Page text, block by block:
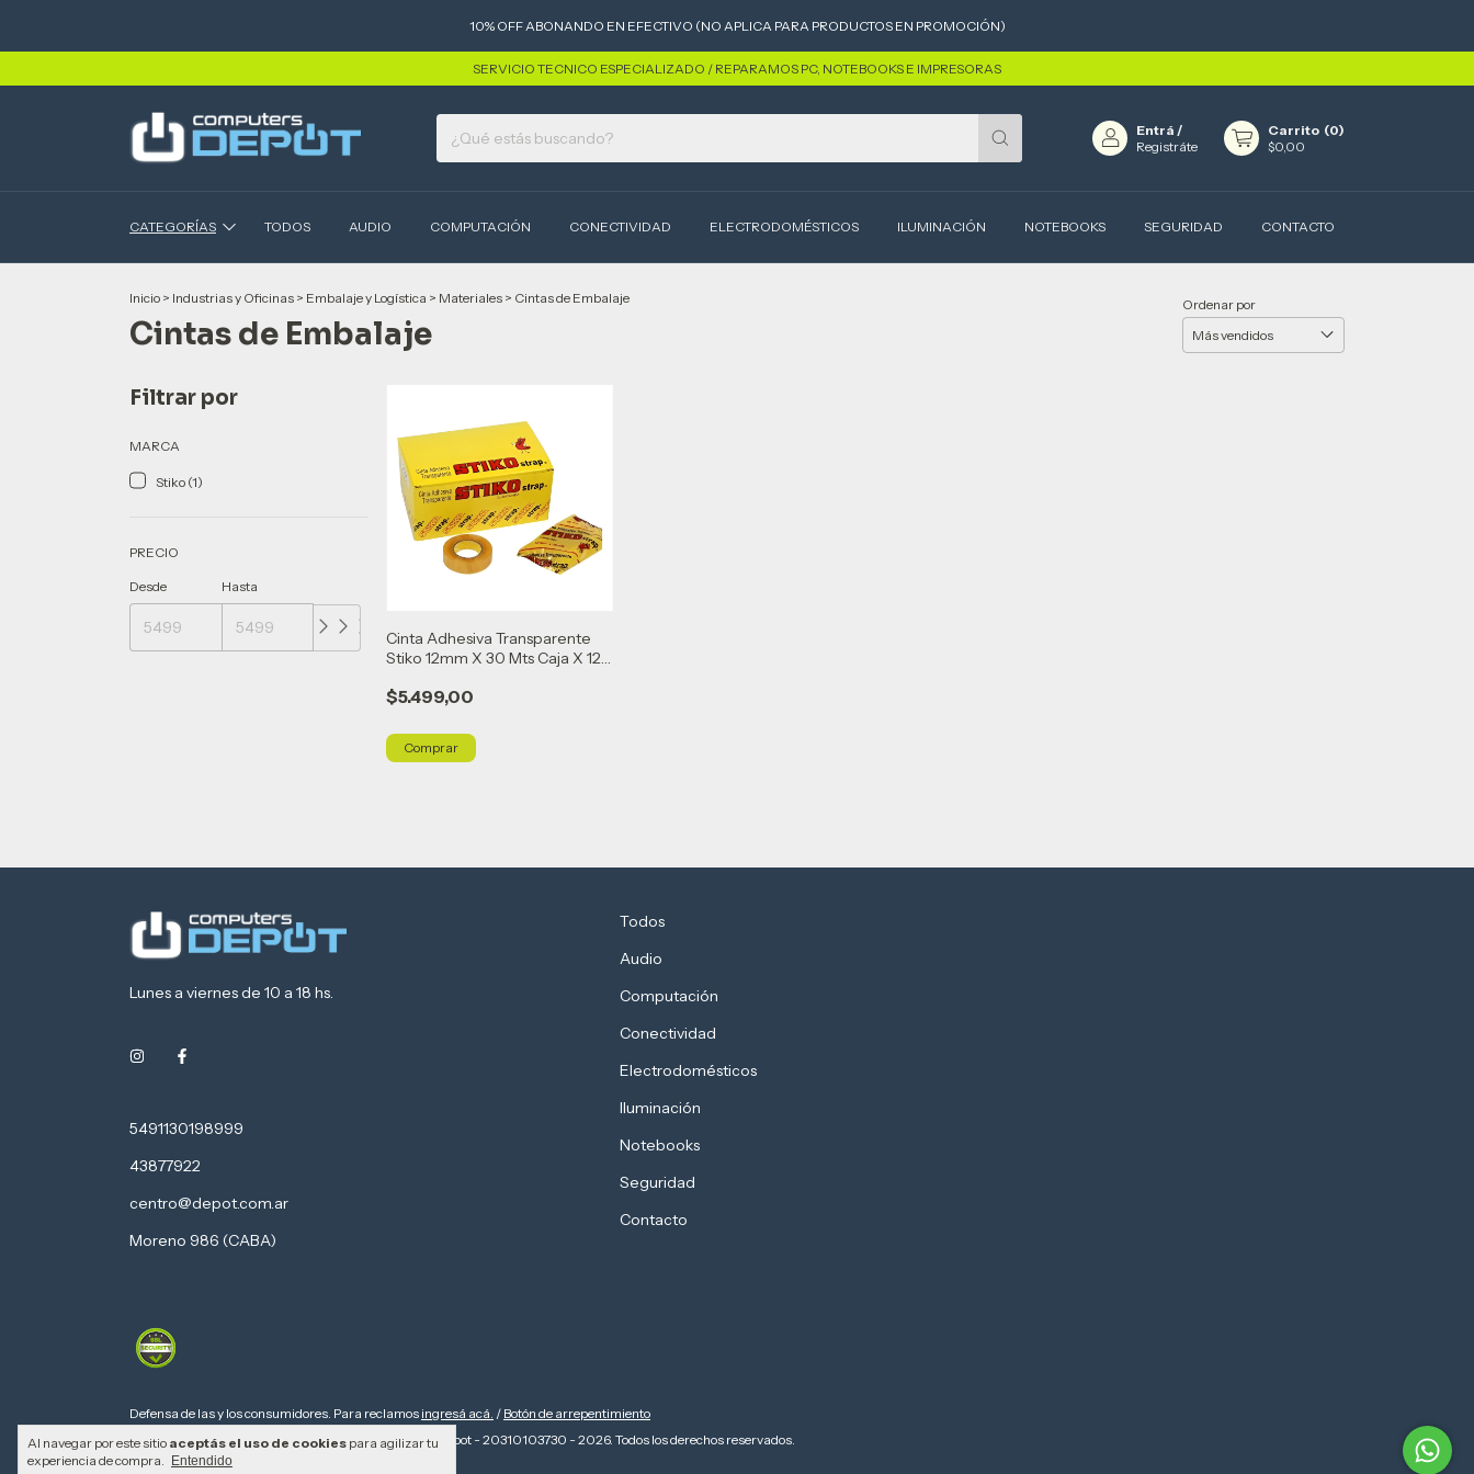
10% OFF ABONANDO EN EFECTIVO (NO APLICA PARA PRODUCTOS EN PROMOCIÓN)
SERVICIO TECNICO ESPECIALIZADO / REPARAMOS PC, NOTEBOOKS E IMPRESORAS
Entrá /
Registráte
Carrito (0)
$0,00
CATEGORÍAS TODOS AUDIO COMPUTACIÓN CONECTIVIDAD ELECTRODOMÉSTICOS ILUMINACIÓN NOTEBOOKS SEGURIDAD CONTACTO
Al navegar por este sitio aceptás el uso de cookies para agilizar tu
experiencia de compra.
Entendido
Inicio > Industrias y Oficinas > Embalaje y Logística > Materiales > Cintas de Embalaje
Cintas de Embalaje
Ordenar por
Filtrar por
MARCA
Stiko (1)
PRECIO
Desde Hasta
Cinta Adhesiva Transparente
Stiko 12mm X 30 Mts Caja X 12
$5.499,00
Lunes a viernes de 10 a 18 hs.
5491130198999
43877922
centro@depot.com.ar
Moreno 986 (CABA)
Todos
Audio
Computación
Conectividad
Electrodomésticos
Iluminación
Notebooks
Seguridad
Contacto
Defensa de las y los consumidores. Para reclamos ingresá acá. / Botón de arrepentimiento
Copyright Computers Depot - 20310103730 - 2026. Todos los derechos reservados.